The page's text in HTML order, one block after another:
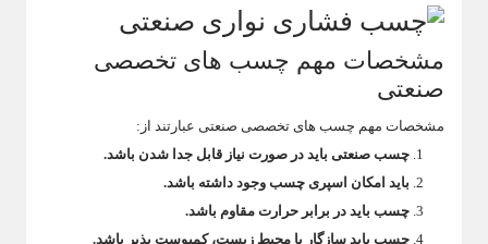
مشخصات مهم چسب های تخصصی
صنعتی
مشخصات مهم چسب های تخصصی صنعتی عبارتند از:
چسب صنعتی باید در صورت نیاز قابل جدا شدن باشد.
باید امکان اسپری چسب وجود داشته باشد.
چسب باید در برابر حرارت مقاوم باشد.
چسب باید سازگار با محیط زیست، کمپوست پذیر باشد.